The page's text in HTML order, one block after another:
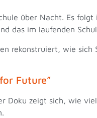
über Nacht. Es
das im laufenden
rekonstruiert, wie sich
Future”
Doku zeigt sich, wie